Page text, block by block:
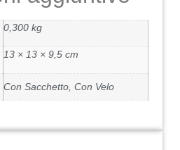
0,300 kg
13 × 13 × 9,5 cm
Con Sacchetto, Con Velo